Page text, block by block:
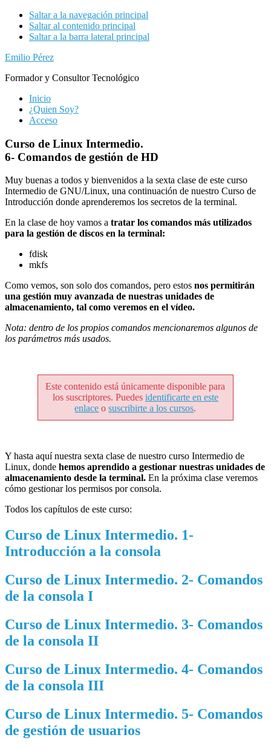
Saltar a la navegación principal
Saltar al contenido principal
Saltar a la barra lateral principal
Emilio Pérez
Formador y Consultor Tecnológico
Inicio
¿Quien Soy?
Acceso
Curso de Linux Intermedio.
6- Comandos de gestión de HD
Muy buenas a todos y bienvenidos a la sexta clase de este curso
Intermedio de GNU/Linux, una continuación de nuestro Curso de
Introducción donde aprenderemos los secretos de la terminal.
En la clase de hoy vamos a tratar los comandos más utilizados
para la gestión de discos en la terminal:
fdisk
mkfs
Como vemos, son solo dos comandos, pero estos nos permitirán
una gestión muy avanzada de nuestras unidades de
almacenamiento, tal como veremos en el vídeo.
Nota: dentro de los propios comandos mencionaremos algunos de
los parámetros más usados.
Este contenido está únicamente disponible para
los suscriptores. Puedes identificarte en este
enlace osuscribirte a los cursos.
Y hasta aquí nuestra sexta clase de nuestro curso Intermedio de
Linux, donde hemos aprendido a gestionar nuestras unidades de
almacenamiento desde la terminal. En la próxima clase veremos
cómo gestionar los permisos por consola.
Todos los capítulos de este curso:
Curso de Linux Intermedio. 1-
Introducción a la consola
Curso de Linux Intermedio. 2- Comandos
de la consola I
Curso de Linux Intermedio. 3- Comandos
de la consola II
Curso de Linux Intermedio. 4- Comandos
de la consola III
Curso de Linux Intermedio. 5- Comandos
de gestión de usuarios